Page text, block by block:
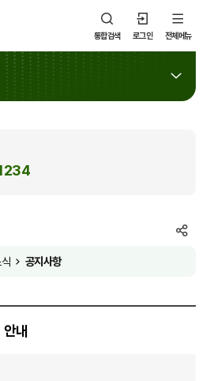
통합검색 로그인 전체메뉴
공지사항
SNS
열
내